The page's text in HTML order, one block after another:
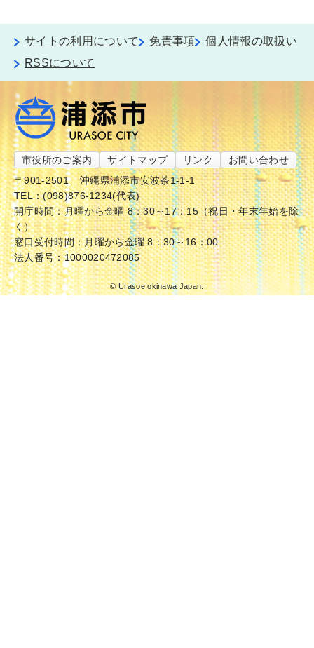
サイトの利用について 免責事項
個人情報の取扱い
RSSについて
市役所のご案内 サイトマップ リンク
お問い合わせ
〒901-2501
沖縄県浦添市安波茶1-1-1
TEL：(098)876-1234(代表)
開庁時間：月曜から金曜 8：30～17：15（祝日・年末年始を除
く）
窓口受付時間：月曜から金曜 8：30～16：00
法人番号：1000020472085
© Urasoe okinawa Japan.